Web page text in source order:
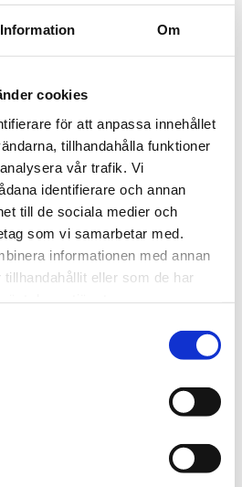
Information Om
cookies
för att anpassa innehållet
tillhandahålla funktioner
vår trafik. Vi
identifierare och annan
till de sociala medier och
som vi samarbetar med.
informationen med annan
eller som de har
har för avsikt att den
med regeringsförslaget
Riksdagen tar beslutet om
17 juni kan vi gå vidare med
våra resenärer den här
i Västerbotten.
en tillfällig halvering av
i kollektivtrafiken. Nu
i Västerbotten.
Det är positivt både för
att vi inte kan svara på alla